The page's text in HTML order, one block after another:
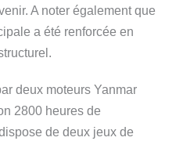
A noter également que
a été renforcée en
deux moteurs Yanmar
2800 heures de
de deux jeux de